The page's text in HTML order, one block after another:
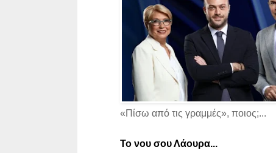
«Πίσω από τις γραμμές», ποιος;...
Το νου σου Λάουρα...